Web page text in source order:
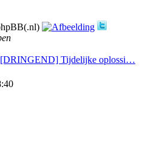
[DRINGEND] Tijdelijke oplossi…